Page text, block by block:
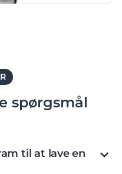
spørgsmål
til at lave en